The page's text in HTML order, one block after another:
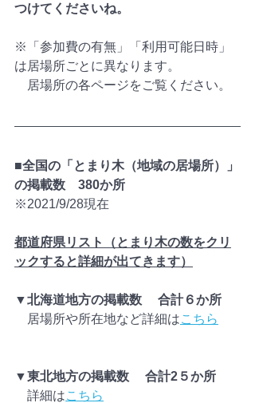
つけてくださいね。
※「参加費の有無」「利用可能日時」
は居場所ごとに異なります。
居場所の各ページをご覧ください。
■全国の「とまり木（地域の居場所）」
都道府県リスト（とまり木の数をクリ
▼北海道地方の掲載数　 合計６か所
居場所や所在地など詳細はこちら
▼東北地方の掲載数　 合計2５か所
詳細はこちら